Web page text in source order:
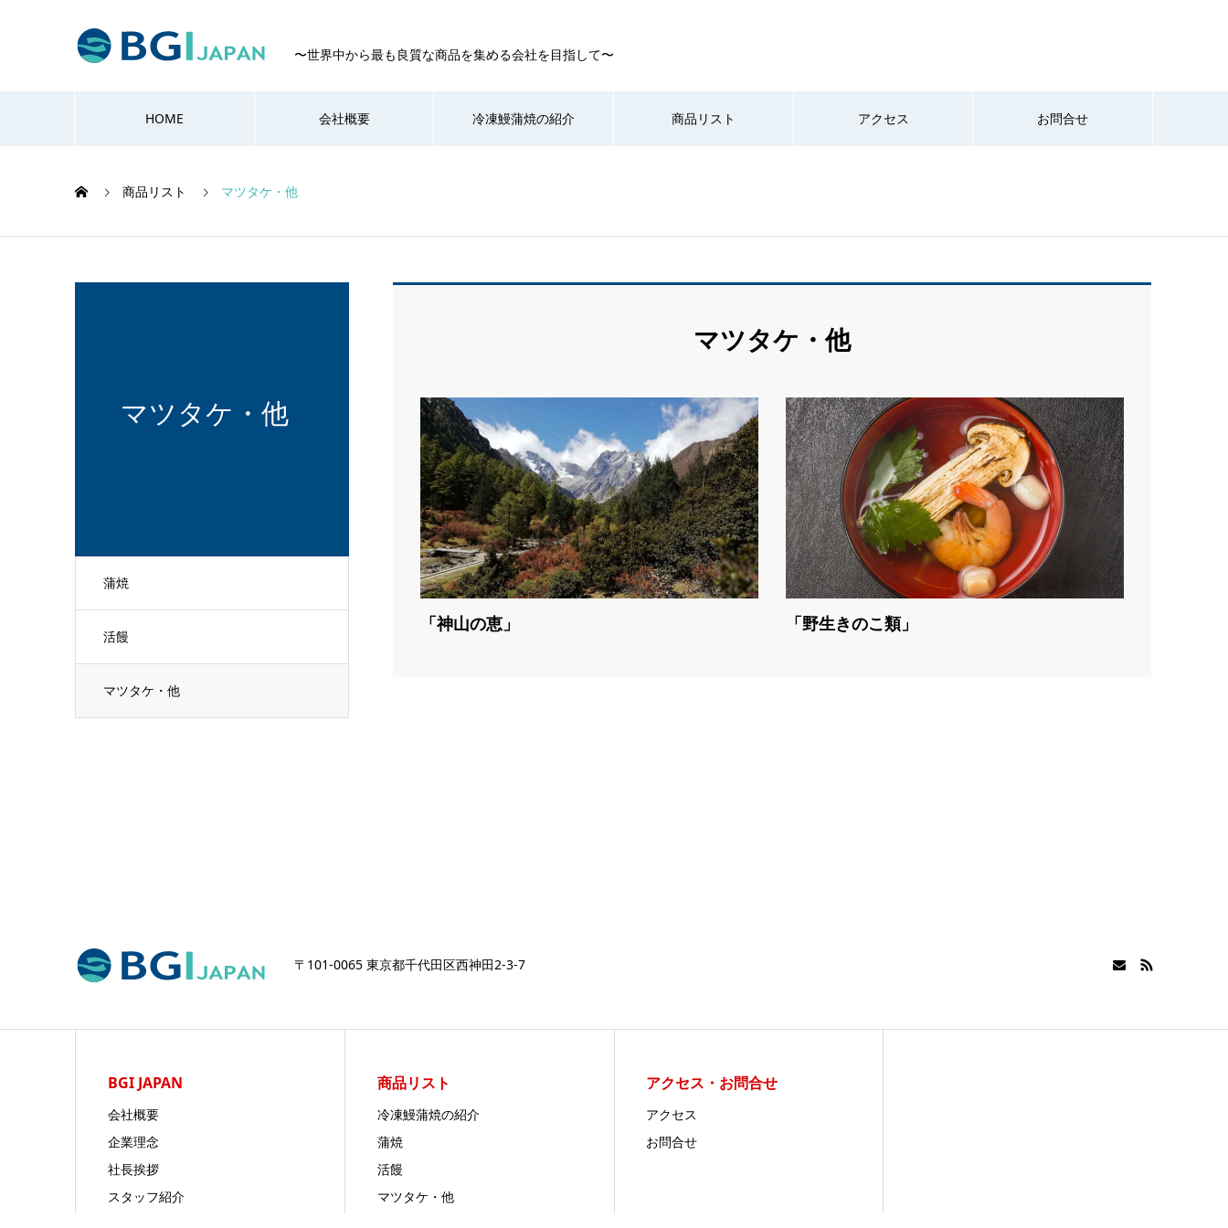
〜世界中から最も良質な商品を集める会社を目指して〜
HOME 会社概要 冷凍鰻蒲焼の紹介 商品リスト アクセス お問合せ
商品リスト マツタケ・他
マツタケ・他
蒲焼
活饅
マツタケ・他
マツタケ・他
「神山の恵」 「野生きのこ類」
〒101-0065 東京都千代田区西神田2-3-7
BGI JAPAN
会社概要
企業理念
社長挨拶
スタッフ紹介
商品リスト
冷凍鰻蒲焼の紹介
蒲焼
活饅
マツタケ・他
アクセス・お問合せ
アクセス
お問合せ